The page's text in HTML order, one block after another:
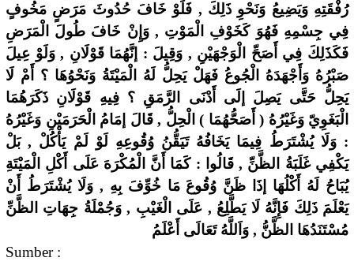
رُفْقَتِهِ وَيَضِيعُ وَنَحْوِ ذَلِكَ , فَلَوْ خَافَ حُدُوثَ مَرَضٍ مَخُوفٍ
فِي جِسْمِهِ فَهُوَ كَخَوْفِ الْمَوْتِ , وَإِنْ خَافَ طُولَ الْمَرَضِ
فَكَذَلِكَ فِي أَصَحِّ الْوَجْهَيْنِ , وَقِيلَ : إنَّهُمَا قَوْلَانِ , وَلَوْ عِيلَ
صَبْرُهُ وَأَجْهَدَهُ الْجُوعُ فَهَلْ يَحِلُّ لَهُ الْمَيْتَةُ وَنَحْوُهَا ؟ أَمْ لَا
يَحِلُّ حَتَّى يَصِلَ إلَى أَدْنَى الرَّمَقِ ؟ فِيهِ قَوْلَانِ ذَكَرَهُمَا
الْبَغَوِيّ وَغَيْرُهُ ( أَصَحُّهُمَا ) الْحِلُّ , قَالَ إمَامُ الْحَرَمَيْنِ وَغَيْرُهُ
: وَلَا يُشْتَرَطُ فِيمَا يَخَافُهُ تَيَقُّنُ وُقُوعِهِ لَوْ لَمْ يَأْكُلْ , بَلْ
يَكْفِي غَلَبَةُ الظَّنِّ , قَالُوا : كَمَا أَنَّ الْمُكْرَهَ عَلَى أَكْلِ الْمَيْتَةِ
يُبَاحُ لَهُ أَكْلُهَا إذَا ظَنَّ وُقُوعَ مَا خُوِّفَ بِهِ , وَلَا يُشْتَرَطُ أَنْ
يَعْلَمَ ذَلِكَ فَإِنَّهُ لَا يَطَّلِعُ , عَلَى الْغَيْبِ , وَجُمْلَةُ جِهَاتِ الظَّنِّ
مُسْتَنَدُهَا الظَّنُّ , وَاَللَّهُ تَعَالَى أَعْلَمُ
Sumber :